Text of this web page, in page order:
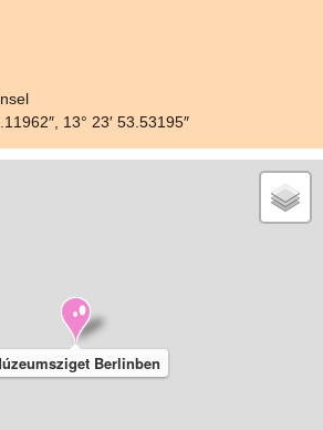
13° 23′ 53.53195″
Berlinben